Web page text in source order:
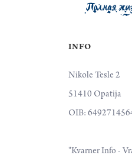
INFO
Nikole Tesle 2
51410 Opatija
OIB:
"Kvarner Info -